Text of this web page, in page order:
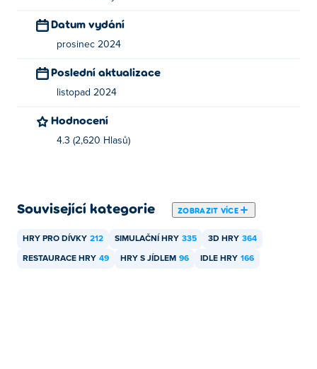
Mohu hrát Cafe Simulator na mobilních
Cafe Simulator lze hrát na počítači a mobilních
Datum vydání
prosinec 2024
Poslední aktualizace
listopad 2024
Hodnocení
4.3 (2,620 Hlasů)
Související kategorie ZOBRAZIT VÍCE
HRY PRO DÍVKY 212 SIMULAČNÍ HRY 335 3D HRY 364
RESTAURACE HRY 49 HRY S JÍDLEM 96 IDLE HRY 166